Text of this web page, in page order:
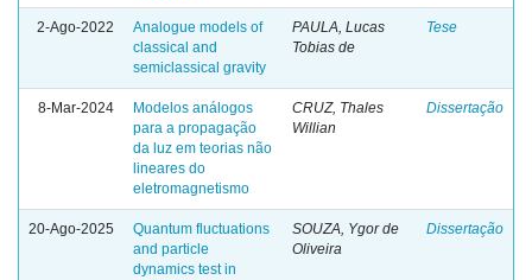
2-Ago-2022
Analogue models of
classical and
semiclassical gravity
PAULA, Lucas
Tobias de
Tese
8-Mar-2024
Modelos análogos
para a propagação
da luz em teorias não
lineares do
eletromagnetismo
CRUZ, Thales
Willian
Dissertação
20-Ago-2025
Quantum fluctuations
and particle
dynamics test in
SOUZA, Ygor de
Oliveira
Dissertação